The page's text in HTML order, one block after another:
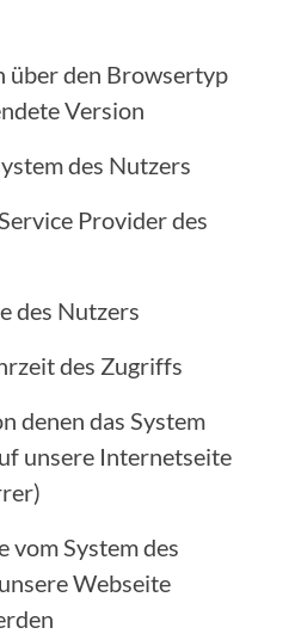
über den Browsertyp
Version
des Nutzers
Provider des
des Nutzers
des Zugriffs
denen das System
unsere Internetseite
vom System des
Webseite